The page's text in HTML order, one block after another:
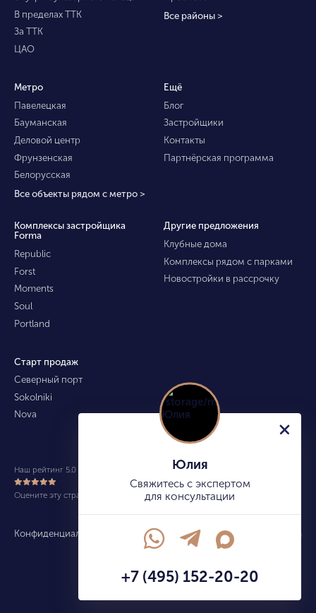
В пределах ТТК
За ТТК
ЦАО
Все районы >
Метро
Павелецкая
Бауманская
Деловой центр
Фрунзенская
Белорусская
Все объекты рядом с метро >
Ещё
Блог
Застройщики
Контакты
Партнёрская программа
Комплексы застройщика
Forma
Republic
Forst
Moments
Soul
Portland
Другие предложения
Клубные дома
Комплексы рядом с парками
Новостройки в рассрочку
Старт продаж
Северный порт
Sokolniki
Nova
Конфиденциальность Карта сайта info@kupitekvartiru.com
Наш рейтинг 5.0 из 5 (490)
Оцените эту страницу
Юлия
Свяжитесь с экспертом
для консультации
+7 (495) 152-20-20